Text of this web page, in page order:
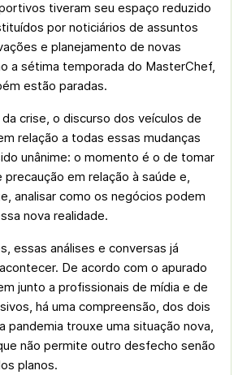
tiveram seu espaço reduzido
por noticiários de assuntos
e planejamento de novas
a sétima temporada do MasterChef,
estão paradas.
crise, o discurso dos veículos de
relação a todas essas mudanças
unânime: o momento é o de tomar
precaução em relação à saúde e,
analisar como os negócios podem
nova realidade.
essas análises e conversas já
De acordo com o apurado
junto a profissionais de mídia e de
há uma compreensão, dos dois
pandemia trouxe uma situação nova,
não permite outro desfecho senão
planos.